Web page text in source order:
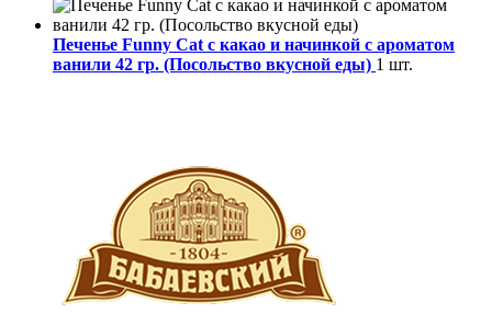
Печенье Funny Сat с какао и начинкой с ароматом
ванили 42 гр. (Посольство вкусной еды) 1 шт.